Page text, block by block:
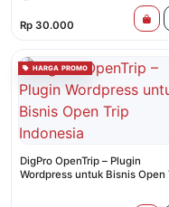
Rp 30.000
HARGA PROMO
DigPro OpenTrip – Plugin
Wordpress untuk Bisnis Open